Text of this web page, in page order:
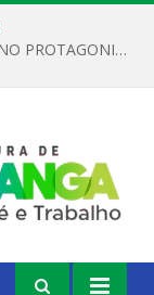
REGULAMENTO OFICIAL DO PRÊMIO ALUNO PROTAGONISTA – EDIÇÃO 2026